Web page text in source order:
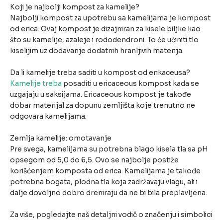
Koji je najbolji kompost za kamelije?
Najbolji kompost za upotrebu sa kamelijama je kompost
od erica. Ovaj kompost je dizajniran za kisele biljke kao
što su kamelije, azaleje i rododendroni. To će učiniti tlo
kiselijim uz dodavanje dodatnih hranljivih materija.
Da li kamelije treba saditi u kompost od erikaceusa?
Kamelije treba posaditi u ericaceous kompost kada se
uzgajaju u saksijama. Ericaceous kompost je takođe
dobar materijal za dopunu zemljišta koje trenutno ne
odgovara kamelijama.
Zemlja kamelije: omotavanje
Pre svega, kamelijama su potrebna blago kisela tla sa pH
opsegom od 5,0 do 6,5. Ovo se najbolje postiže
korišćenjem komposta od erica. Kamelijama je takođe
potrebna bogata, plodna tla koja zadržavaju vlagu, ali i
dalje dovoljno dobro dreniraju da ne bi bila preplavljena.
Za više, pogledajte naš detaljni vodič o značenju i simbolici